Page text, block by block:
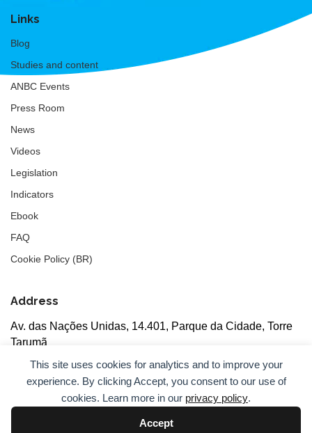
This site uses cookies for analytics and to improve your
experience. By clicking Accept, you consent to our use of
cookies. Learn more in our privacy policy.
Accept
Links
Blog
Studies and content
ANBC Events
Press Room
News
Videos
Legislation
Indicators
Ebook
FAQ
Cookie Policy (BR)
Address
Av. das Nações Unidas, 14.401, Parque da Cidade, Torre
Tarumã
5th floor, rooms 502/503, CEP: 04730-090, São Paulo, SP